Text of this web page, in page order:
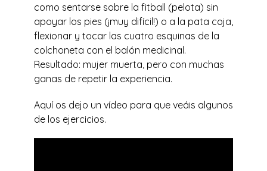
como sentarse sobre la fitball (pelota) sin
apoyar los pies (¡muy difícil!) o a la pata coja,
flexionar y tocar las cuatro esquinas de la
colchoneta con el balón medicinal.
Resultado: mujer muerta, pero con muchas
ganas de repetir la experiencia.
Aquí os dejo un vídeo para que veáis algunos
de los ejercicios.